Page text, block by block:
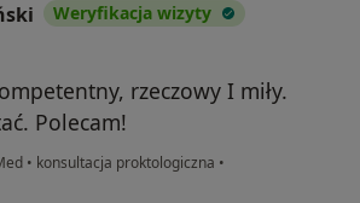
Weryfikacja wizyty
rzeczowy I miły.
Polecam!
• konsultacja proktologiczna •
Galiński